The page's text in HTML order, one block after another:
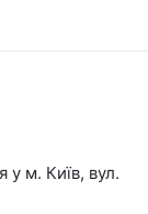
у м. Київ, вул.